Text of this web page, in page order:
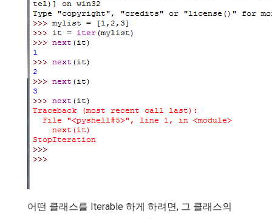
어떤 클래스를 Iterable 하게 하려면, 그 클래스의